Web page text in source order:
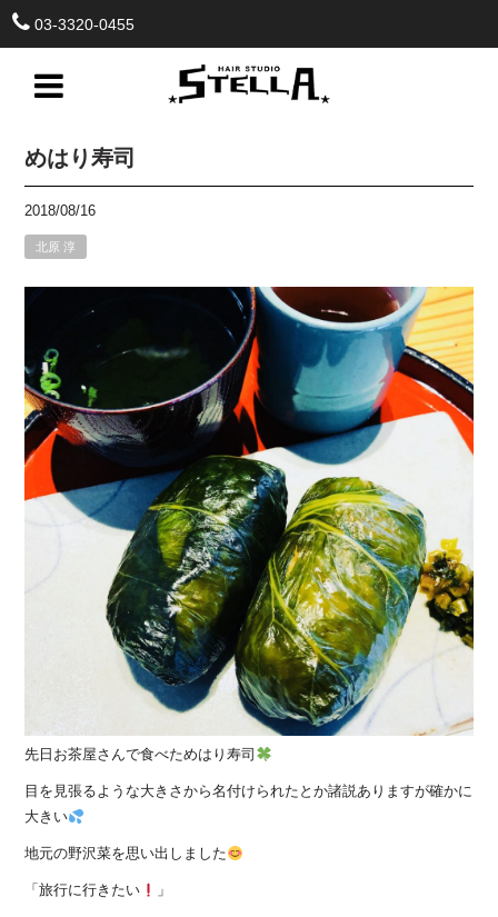
03-3320-0455
めはり寿司
2018/08/16
北原 淳
先日お茶屋さんで食べためはり寿司
目を見張るような大きさから名付けられたとか諸説ありますが確かに
大きい
地元の野沢菜を思い出しました
「旅行に行きたい 」